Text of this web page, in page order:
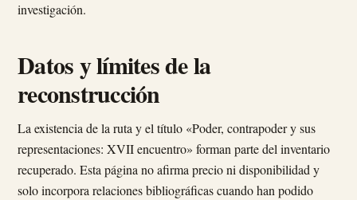
investigación.
Datos y límites de la
reconstrucción
La existencia de la ruta y el título «Poder, contrapoder y sus
representaciones: XVII encuentro» forman parte del inventario
recuperado. Esta página no afirma precio ni disponibilidad y
solo incorpora relaciones bibliográficas cuando han podido